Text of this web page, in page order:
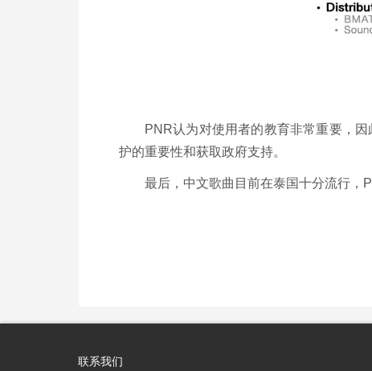
PNR认为对使用者的教育非常重要，
护的重要性和获取政府支持。
最后，中文歌曲目前在泰国十分流行，
联系我们